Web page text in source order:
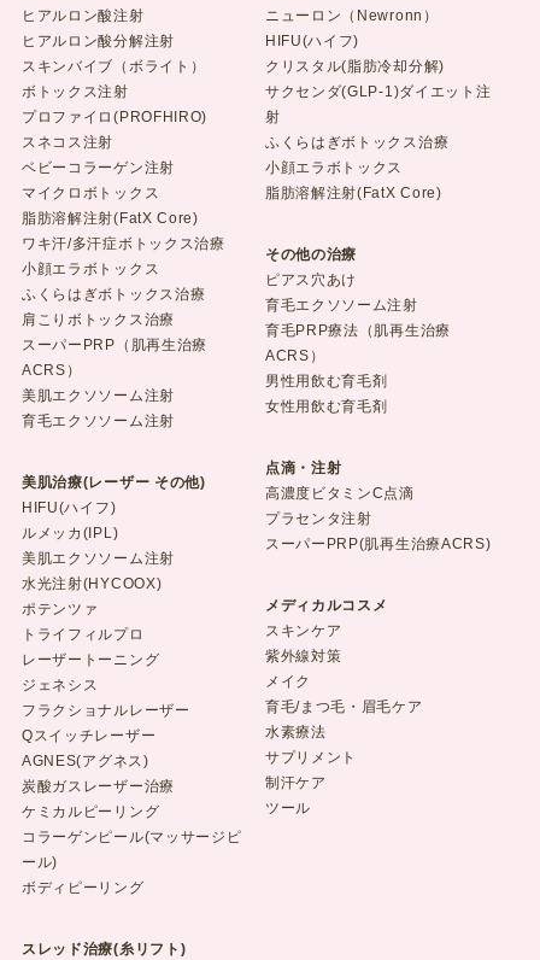
ヒアルロン酸注射
ヒアルロン酸分解注射
スキンバイブ（ボライト）
ボトックス注射
プロファイロ(PROFHIRO)
スネコス注射
ベビーコラーゲン注射
マイクロボトックス
脂肪溶解注射(FatX Core)
ワキ汗/多汗症ボトックス治療
小顔エラボトックス
ふくらはぎボトックス治療
肩こりボトックス治療
スーパーPRP（肌再生治療
ACRS）
美肌エクソソーム注射
育毛エクソソーム注射
美肌治療(レーザー その他)
HIFU(ハイフ)
ルメッカ(IPL)
美肌エクソソーム注射
水光注射(HYCOOX)
ポテンツァ
トライフィルプロ
レーザートーニング
ジェネシス
フラクショナルレーザー
Qスイッチレーザー
AGNES(アグネス)
炭酸ガスレーザー治療
ケミカルピーリング
コラーゲンピール(マッサージピ
ール)
ボディピーリング
スレッド治療(糸リフト)
ニューロン（Newronn）
HIFU(ハイフ)
クリスタル(脂肪冷却分解)
サクセンダ(GLP-1)ダイエット注
射
ふくらはぎボトックス治療
小顔エラボトックス
脂肪溶解注射(FatX Core)
その他の治療
ピアス穴あけ
育毛エクソソーム注射
育毛PRP療法（肌再生治療
ACRS）
男性用飲む育毛剤
女性用飲む育毛剤
点滴・注射
高濃度ビタミンC点滴
プラセンタ注射
スーパーPRP(肌再生治療ACRS)
メディカルコスメ
スキンケア
紫外線対策
メイク
育毛/まつ毛・眉毛ケア
水素療法
サプリメント
制汗ケア
ツール